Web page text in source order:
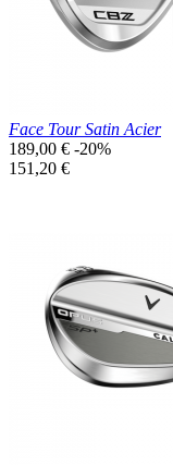
Face Tour Satin Acier
Prix
de
189,00 € -20%
Prix
151,20 €
Prix réduit
Aperçu rapide